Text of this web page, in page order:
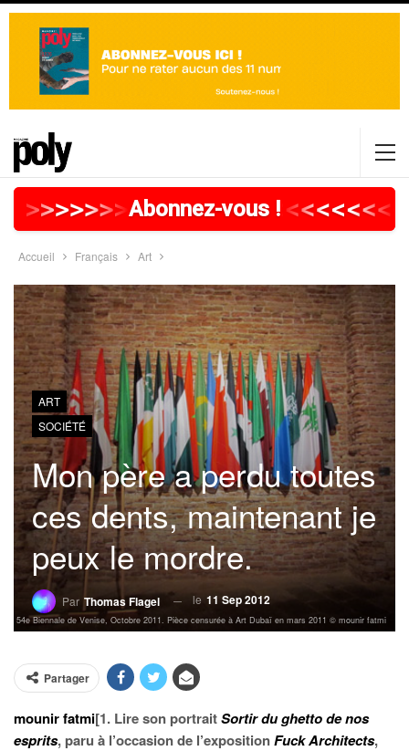
>>>>>>>> >>>>>>>>
Abonnez-vous ! <<<<<<<
Accueil Français Art
ART
SOCIÉTÉ
Mon père a perdu toutes
ces dents, maintenant je
peux le mordre.
Par Thomas Flagel le 11 Sep 2012
54e Biennale de Venise, Octobre 2011. Pièce censurée à Art Dubaï en mars 2011 © mounir fatmi
Partager
mounir fatmi[1. Lire son portraitSortir du ghetto de nos
esprits, paru à l’occasion de l’expositionFuck Architects,